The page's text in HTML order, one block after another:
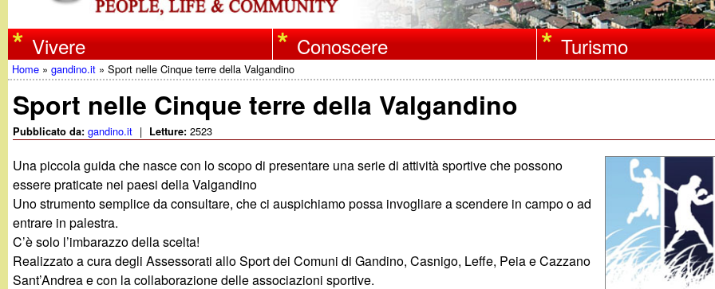
w
w
w
.
g
a
n
Vivere Conoscere Turismo
Tu
sei
Home »gandino.it »Sport nelle Cinque terre della Valgandino
Sport nelle Cinque terre della Valgandino
Pubblicato da:gandino.it | Letture:2523
Una piccola guida che nasce con lo scopo di presentare una serie di attività sportive che possono
essere praticate nei paesi della Valgandino
Uno strumento semplice da consultare, che ci auspichiamo possa invogliare a scendere in campo o ad
entrare in palestra.
C’è solo l’imbarazzo della scelta!
Realizzato a cura degli Assessorati allo Sport dei Comuni di Gandino, Casnigo, Leffe, Peia e Cazzano
Sant’Andrea e con la collaborazione delle associazioni sportive.